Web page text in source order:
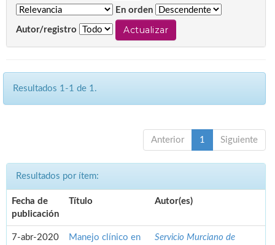
En orden
Autor/registro
Resultados 1-1 de 1.
Anterior 1 Siguiente
Resultados por ítem:
Fecha de
publicación
Título Autor(es)
7-abr-2020
Manejo clínico en
Servicio Murciano de